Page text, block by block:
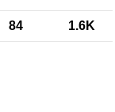
84 1.6K